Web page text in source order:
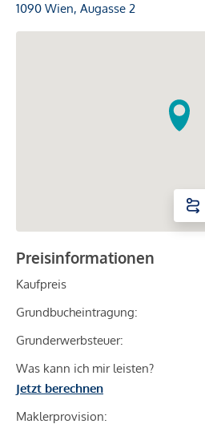
1090 Wien, Augasse 2
Preisinformationen
Kaufpreis
Grundbucheintragung:
Grunderwerbsteuer:
Was kann ich mir leisten?
Jetzt berechnen
Maklerprovision: